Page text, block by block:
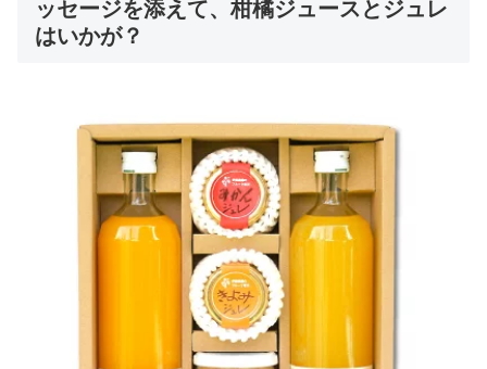
ッセージを添えて、柑橘ジュースとジュレ
はいかが？